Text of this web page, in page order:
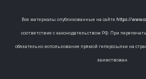
Все материалы опубликованные на сайте https://
соответствие с законодательством РФ. При
обязательно использование прямой гиперссылки на
заимствован.